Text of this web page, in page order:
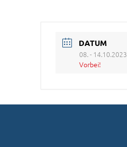
DATUM
08. - 14.10.2023
Vorbei!